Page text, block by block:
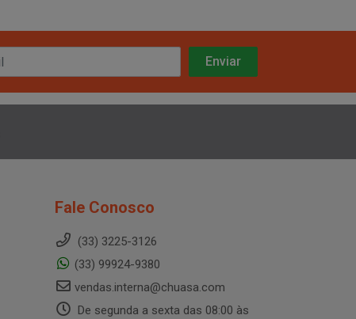
Fale Conosco
(33) 3225-3126
(33) 99924-9380
vendas.interna@chuasa.com
De segunda a sexta das 08:00 às